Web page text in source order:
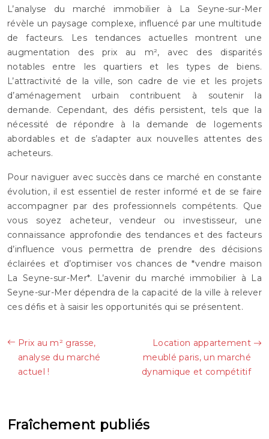
L’analyse du marché immobilier à La Seyne-sur-Mer
révèle un paysage complexe, influencé par une multitude
de facteurs. Les tendances actuelles montrent une
augmentation des prix au m², avec des disparités
notables entre les quartiers et les types de biens.
L’attractivité de la ville, son cadre de vie et les projets
d’aménagement urbain contribuent à soutenir la
demande. Cependant, des défis persistent, tels que la
nécessité de répondre à la demande de logements
abordables et de s’adapter aux nouvelles attentes des
acheteurs.
Pour naviguer avec succès dans ce marché en constante
évolution, il est essentiel de rester informé et de se faire
accompagner par des professionnels compétents. Que
vous soyez acheteur, vendeur ou investisseur, une
connaissance approfondie des tendances et des facteurs
d’influence vous permettra de prendre des décisions
éclairées et d’optimiser vos chances de *vendre maison
La Seyne-sur-Mer*. L’avenir du marché immobilier à La
Seyne-sur-Mer dépendra de la capacité de la ville à relever
ces défis et à saisir les opportunités qui se présentent.
Prix au m² grasse,
analyse du marché
actuel !
Location appartement
meublé paris, un marché
dynamique et compétitif
Fraîchement publiés